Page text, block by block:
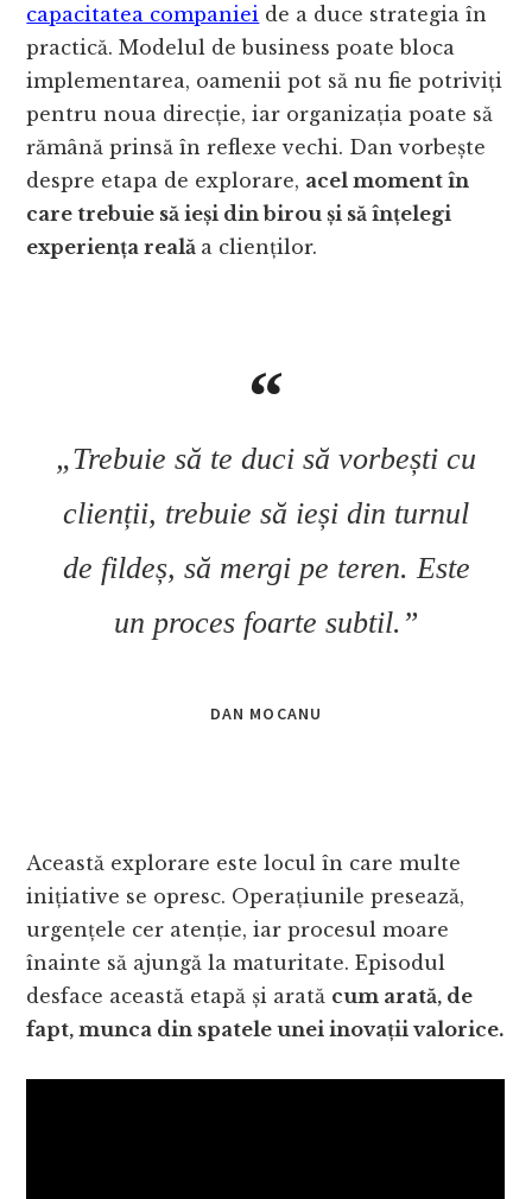
capacitatea companiei de a duce strategia în
practică. Modelul de business poate bloca
implementarea, oamenii pot să nu fie potriviți
pentru noua direcție, iar organizația poate să
rămână prinsă în reflexe vechi. Dan vorbește
despre etapa de explorare, acel moment în
care trebuie să ieși din birou și să înțelegi
experiența reală a clienților.
„Trebuie să te duci să vorbești cu
clienții, trebuie să ieși din turnul
de fildeș, să mergi pe teren. Este
un proces foarte subtil.”
DAN MOCANU
Această explorare este locul în care multe
inițiative se opresc. Operațiunile presează,
urgențele cer atenție, iar procesul moare
înainte să ajungă la maturitate. Episodul
desface această etapă și arată cum arată, de
fapt, munca din spatele unei inovații valorice.